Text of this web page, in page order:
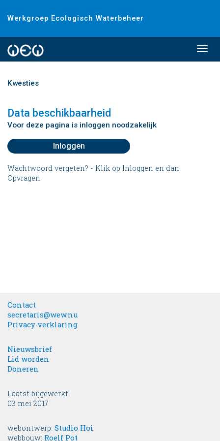
Werkgroep Ecologisch Waterbeheer
Kwesties
Data beschikbaarheid
Voor deze pagina is inloggen noodzakelijk
Inloggen
Wachtwoord vergeten? - Klik op Inloggen en dan
Opvragen
Contact
secretaris@wew.nu
Privacy-verklaring
Nieuwsbrief
Lid worden
Doneren
Laatst bijgewerkt
03 mei 2017
webontwerp: Studio Hoi
webbouw: Roelf Pot